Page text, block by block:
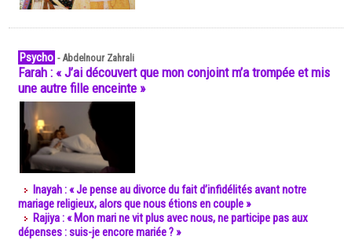
Psycho -Abdelnour Zahrali
Farah : « J’ai découvert que mon conjoint m’a trompée et mis
une autre fille enceinte »
Inayah : « Je pense au divorce du fait d’infidélités avant notre
mariage religieux, alors que nous étions en couple »
Rajiya : « Mon mari ne vit plus avec nous, ne participe pas aux
dépenses : suis-je encore mariée ? »